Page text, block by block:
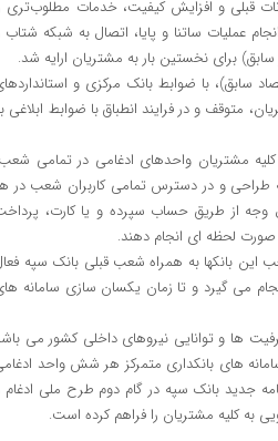
قبلی و افزایش کیفیت، خدمات مطلوب‌تری
عملیات ساتنا و پایا، اتصال به شبکه شتاب
برای نخستین بار به مشتریان ارایه شد.
سابق)، با ضوابط بانک مرکزی و
متوقف و در فرایند انطباق با ضوابط ابلاغی
کلیه مشتریان واحدهای ادغامی در تمامی
طراحی و در دسترس تمامی کاربران شعب در
وجه از طریق حساب سپرده و یا کارت،
لحظه ای انجام دهند.
این بانکها به همراه شعب قبلی بانک سپه
می گیرد و تا زمان یکسان سازی سامانه
ها و توانایی نیروهای داخلی کشور می
های بانکداری متمرکز هر شش واحد
جدید بانک سپه در گام دوم طرح ملی ادغام